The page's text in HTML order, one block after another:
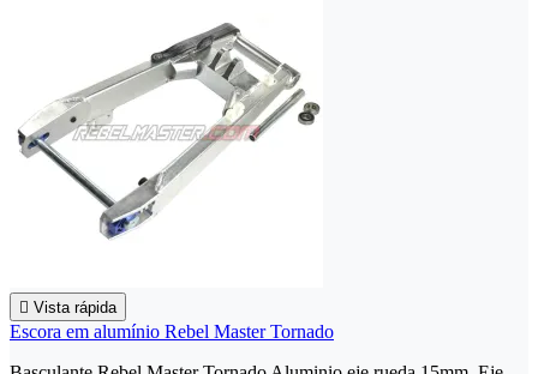
 Vista rápida
Escora em alumínio Rebel Master Tornado